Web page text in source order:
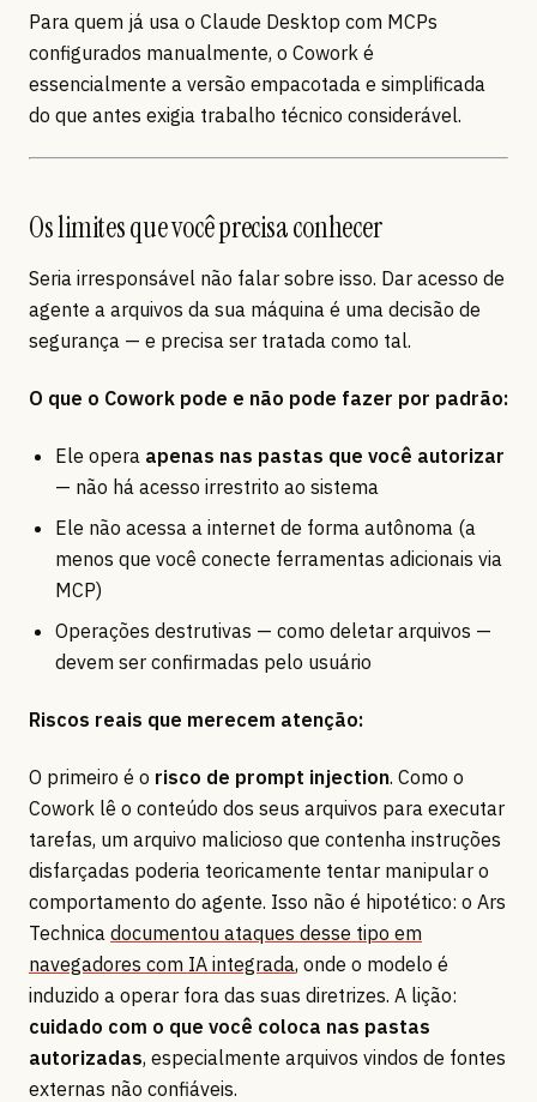
Para quem já usa o Claude Desktop com MCPs
configurados manualmente, o Cowork é
essencialmente a versão empacotada e simplificada
do que antes exigia trabalho técnico considerável.
Os limites que você precisa conhecer
Seria irresponsável não falar sobre isso. Dar acesso de
agente a arquivos da sua máquina é uma decisão de
segurança — e precisa ser tratada como tal.
O que o Cowork pode e não pode fazer por padrão:
Ele opera apenas nas pastas que você autorizar
— não há acesso irrestrito ao sistema
Ele não acessa a internet de forma autônoma (a
menos que você conecte ferramentas adicionais via
MCP)
Operações destrutivas — como deletar arquivos —
devem ser confirmadas pelo usuário
Riscos reais que merecem atenção:
O primeiro é o risco de prompt injection. Como o
Cowork lê o conteúdo dos seus arquivos para executar
tarefas, um arquivo malicioso que contenha instruções
disfarçadas poderia teoricamente tentar manipular o
comportamento do agente. Isso não é hipotético: o Ars
Technica documentou ataques desse tipo em
navegadores com IA integrada, onde o modelo é
induzido a operar fora das suas diretrizes. A lição:
cuidado com o que você coloca nas pastas
autorizadas, especialmente arquivos vindos de fontes
externas não confiáveis.